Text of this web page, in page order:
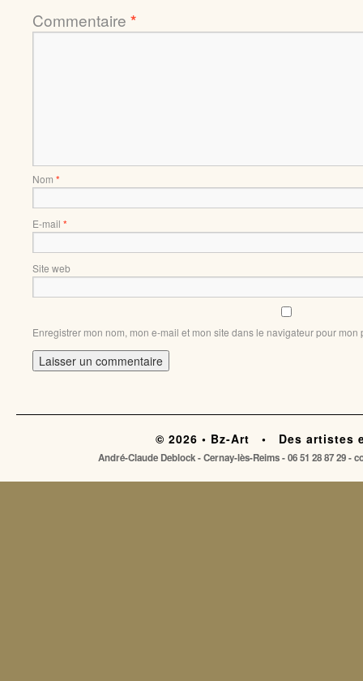
Commentaire *
Nom *
E-mail *
Site web
Enregistrer mon nom, mon e-mail et mon site dans le navigateur pour
© 2026 • Bz-Art • Des artistes
André-Claude Deblock - Cernay-lès-Reims - 06 51 28 87 29 -